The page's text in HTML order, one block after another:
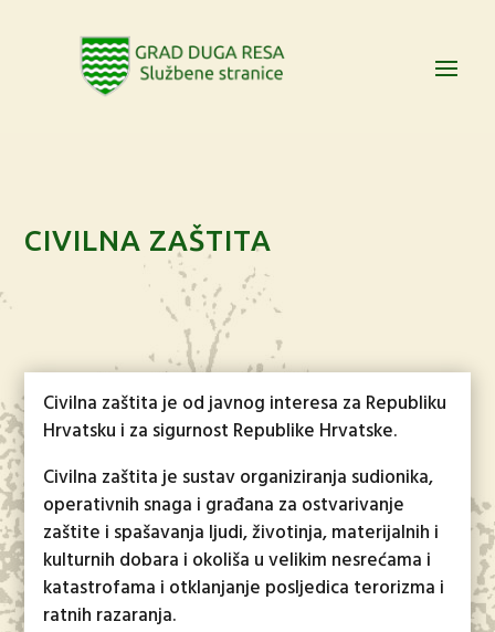
CIVILNA ZAŠTITA
Civilna zaštita je od javnog interesa za Republiku
Hrvatsku i za sigurnost Republike Hrvatske.
Civilna zaštita je sustav organiziranja sudionika,
operativnih snaga i građana za ostvarivanje
zaštite i spašavanja ljudi, životinja, materijalnih i
kulturnih dobara i okoliša u velikim nesrećama i
katastrofama i otklanjanje posljedica terorizma i
ratnih razaranja.